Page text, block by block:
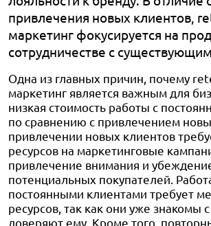
привлечения новых клиентов,
маркетинг фокусируется на
сотрудничестве с
Одна из главных причин, почему
маркетинг является важным для
низкая стоимость работы с
по сравнению с привлечением
привлечении новых клиентов
ресурсов на маркетинговые
привлечение внимания и
потенциальных покупателей.
постоянными клиентами требует
ресурсов, так как они уже знакомы
доверяют ему. Кроме того,